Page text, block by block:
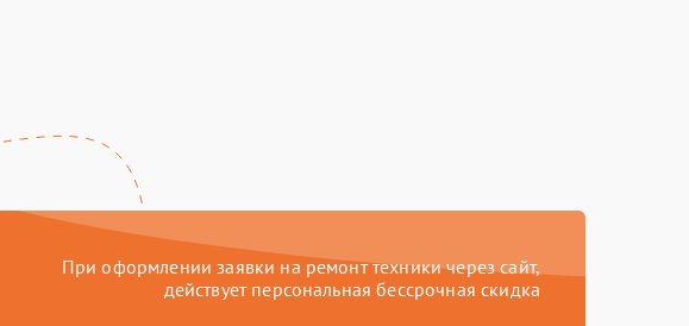
При оформлении заявки на ремонт техники через сайт,
действует персональная бессрочная скидка